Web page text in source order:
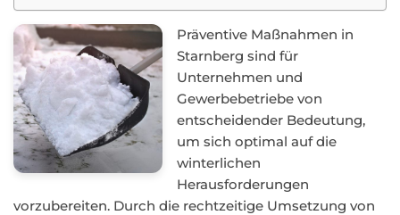
Präventive Maßnahmen in
Starnberg sind für
Unternehmen und
Gewerbebetriebe von
entscheidender Bedeutung,
um sich optimal auf die
winterlichen
Herausforderungen
vorzubereiten. Durch die rechtzeitige Umsetzung von